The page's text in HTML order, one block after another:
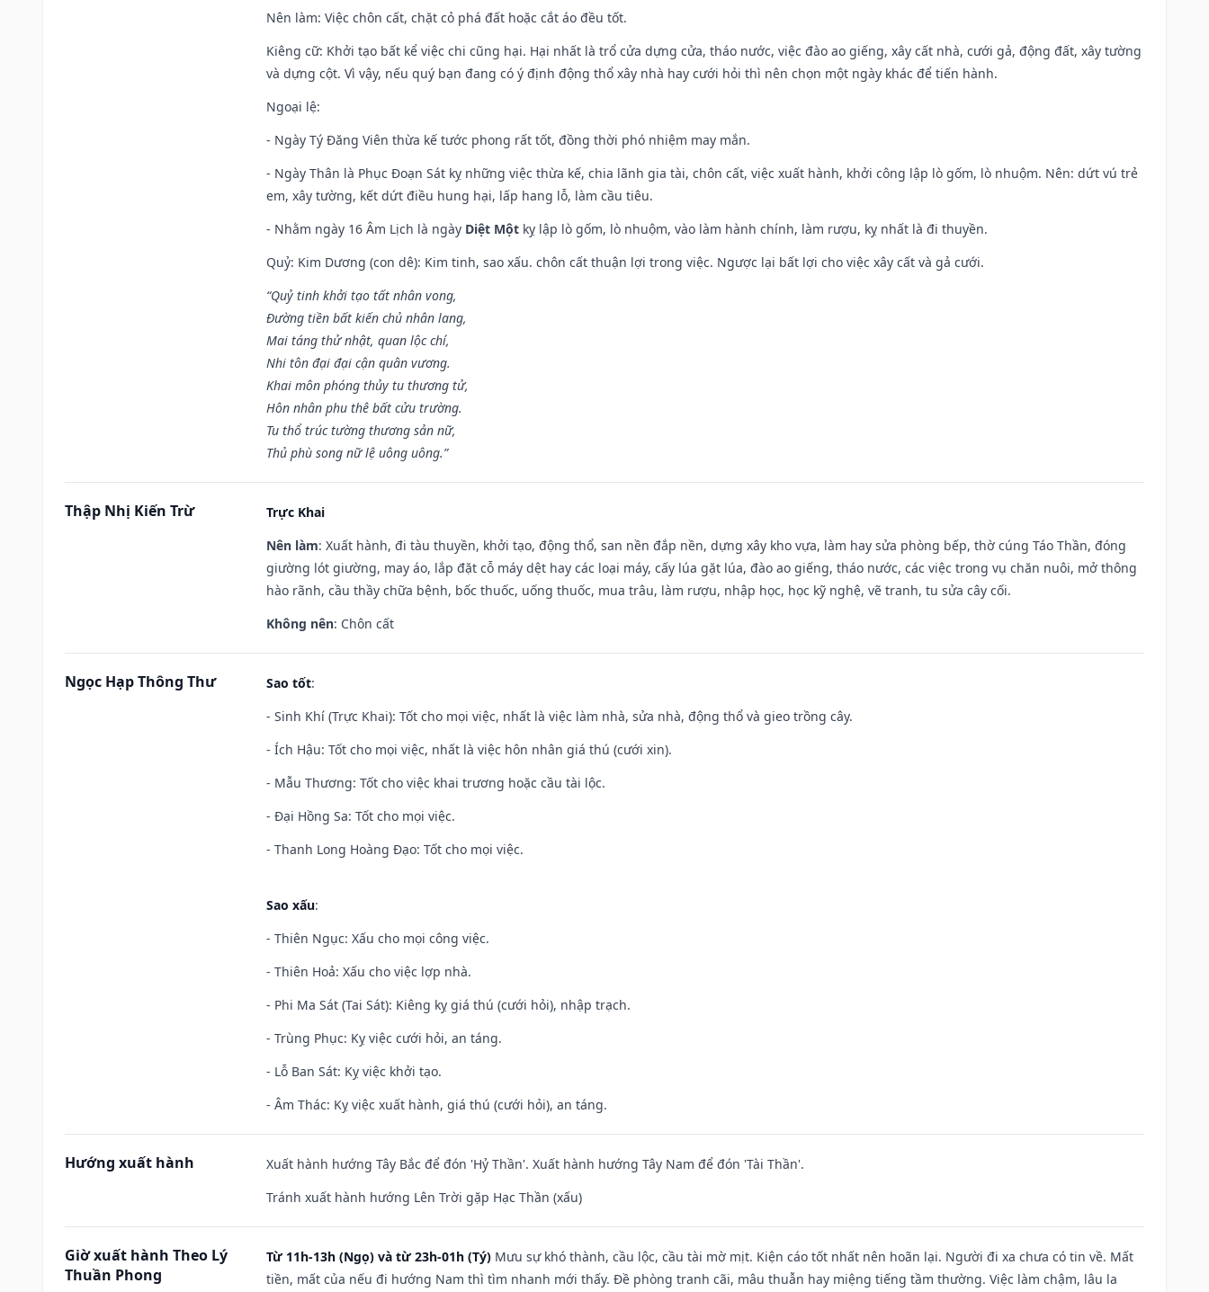
Nên làm: Việc chôn cất, chặt cỏ phá đất hoặc cắt áo đều tốt.
Kiêng cữ: Khởi tạo bất kể việc chi cũng hại. Hại nhất là trổ cửa dựng cửa, tháo nước, việc đào ao giếng, xây cất nhà, cưới gả, động đất, xây tường
và dựng cột. Vì vậy, nếu quý bạn đang có ý định động thổ xây nhà hay cưới hỏi thì nên chọn một ngày khác để tiến hành.
Ngoại lệ:
- Ngày Tý Đăng Viên thừa kế tước phong rất tốt, đồng thời phó nhiệm may mắn.
- Ngày Thân là Phục Đoạn Sát kỵ những việc thừa kế, chia lãnh gia tài, chôn cất, việc xuất hành, khởi công lập lò gốm, lò nhuộm. Nên: dứt vú trẻ
em, xây tường, kết dứt điều hung hại, lấp hang lỗ, làm cầu tiêu.
- Nhằm ngày 16 Âm Lịch là ngày Diệt Một kỵ lập lò gốm, lò nhuộm, vào làm hành chính, làm rượu, kỵ nhất là đi thuyền.
Quỷ: Kim Dương (con dê): Kim tinh, sao xấu. chôn cất thuận lợi trong việc. Ngược lại bất lợi cho việc xây cất và gả cưới.
“Quỷ tinh khởi tạo tất nhân vong,
Đường tiền bất kiến chủ nhân lang,
Mai táng thử nhật, quan lộc chí,
Nhi tôn đại đại cận quân vương.
Khai môn phóng thủy tu thương tử,
Hôn nhân phu thê bất cửu trường.
Tu thổ trúc tường thương sản nữ,
Thủ phù song nữ lệ uông uông.”
Thập Nhị Kiến Trừ
Trực Khai
Nên làm: Xuất hành, đi tàu thuyền, khởi tạo, động thổ, san nền đắp nền, dựng xây kho vựa, làm hay sửa phòng bếp, thờ cúng Táo Thần, đóng
giường lót giường, may áo, lắp đặt cỗ máy dệt hay các loại máy, cấy lúa gặt lúa, đào ao giếng, tháo nước, các việc trong vụ chăn nuôi, mở thông
hào rãnh, cầu thầy chữa bệnh, bốc thuốc, uống thuốc, mua trâu, làm rượu, nhập học, học kỹ nghệ, vẽ tranh, tu sửa cây cối.
Không nên: Chôn cất
Ngọc Hạp Thông Thư Sao tốt:
- Sinh Khí (Trực Khai): Tốt cho mọi việc, nhất là việc làm nhà, sửa nhà, động thổ và gieo trồng cây.
- Ích Hậu: Tốt cho mọi việc, nhất là việc hôn nhân giá thú (cưới xin).
- Mẫu Thương: Tốt cho việc khai trương hoặc cầu tài lộc.
- Đại Hồng Sa: Tốt cho mọi việc.
- Thanh Long Hoàng Đạo: Tốt cho mọi việc.
Sao xấu:
- Thiên Ngục: Xấu cho mọi công việc.
- Thiên Hoả: Xấu cho việc lợp nhà.
- Phi Ma Sát (Tai Sát): Kiêng kỵ giá thú (cưới hỏi), nhập trạch.
- Trùng Phục: Kỵ việc cưới hỏi, an táng.
- Lỗ Ban Sát: Kỵ việc khởi tạo.
- Âm Thác: Kỵ việc xuất hành, giá thú (cưới hỏi), an táng.
Hướng xuất hành
Xuất hành hướng Tây Bắc để đón 'Hỷ Thần'. Xuất hành hướng Tây Nam để đón 'Tài Thần'.
Tránh xuất hành hướng Lên Trời gặp Hạc Thần (xấu)
Giờ xuất hành Theo Lý
Thuần Phong
Từ 11h-13h (Ngọ) và từ 23h-01h (Tý) Mưu sự khó thành, cầu lộc, cầu tài mờ mịt. Kiện cáo tốt nhất nên hoãn lại. Người đi xa chưa có tin về. Mất
tiền, mất của nếu đi hướng Nam thì tìm nhanh mới thấy. Đề phòng tranh cãi, mâu thuẫn hay miệng tiếng tầm thường. Việc làm chậm, lâu la